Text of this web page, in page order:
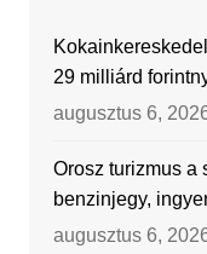
29 milliárd
augusztus 6,
Orosz turizmus a
benzinjegy,
augusztus 6,